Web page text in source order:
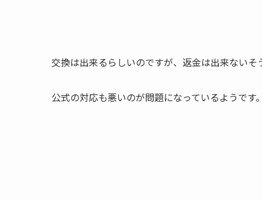
交換は出来るらしいのですが、返金は出来ないそ
公式の対応も悪いのが問題になっているようです。